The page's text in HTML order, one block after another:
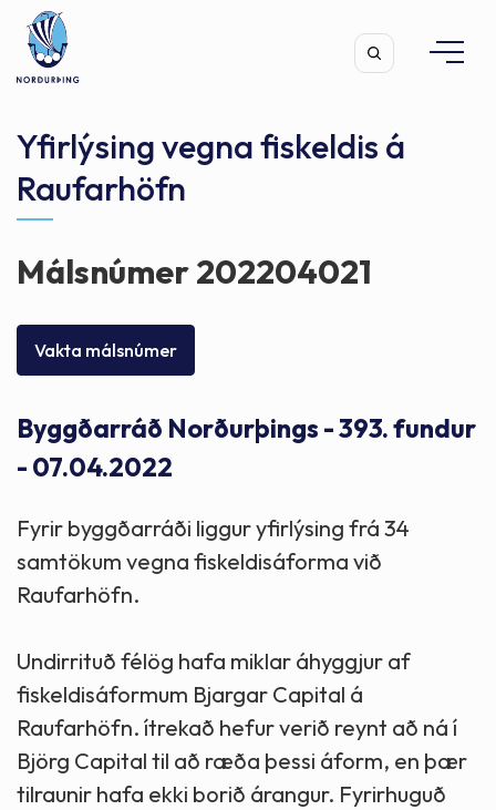
Leita
Yfirlýsing vegna fiskeldis á
Raufarhöfn
Málsnúmer 202204021
Vakta málsnúmer
Byggðarráð Norðurþings - 393. fundur
- 07.04.2022
Fyrir byggðarráði liggur yfirlýsing frá 34
samtökum vegna fiskeldisáforma við
Raufarhöfn.
Undirrituð félög hafa miklar áhyggjur af
fiskeldisáformum Bjargar Capital á
Raufarhöfn. ítrekað hefur verið reynt að ná í
Björg Capital til að ræða þessi áform, en þær
tilraunir hafa ekki borið árangur. Fyrirhuguð